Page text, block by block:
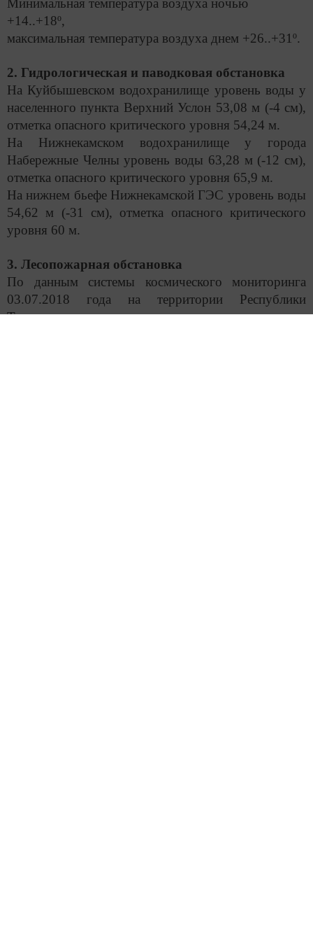
Минимальная температура воздуха ночью
+14..+18º,
максимальная температура воздуха днем +26..+31º.
2. Гидрологическая и паводковая обстановка
На Куйбышевском водохранилище уровень воды у
населенного пункта Верхний Услон 53,08 м (-4 см),
отметка опасного критического уровня 54,24 м.
На Нижнекамском водохранилище у города
Набережные Челны уровень воды 63,28 м (-12 см),
отметка опасного критического уровня 65,9 м.
На нижнем бьефе Нижнекамской ГЭС уровень воды
54,62 м (-31 см), отметка опасного критического
уровня 60 м.
3. Лесопожарная обстановка
По данным системы космического мониторинга
03.07.2018 года на территории Республики
Татарстан термические точки не зарегистрированы.